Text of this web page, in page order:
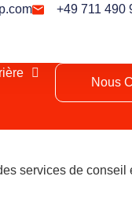
+49 711 490
Nous
services de